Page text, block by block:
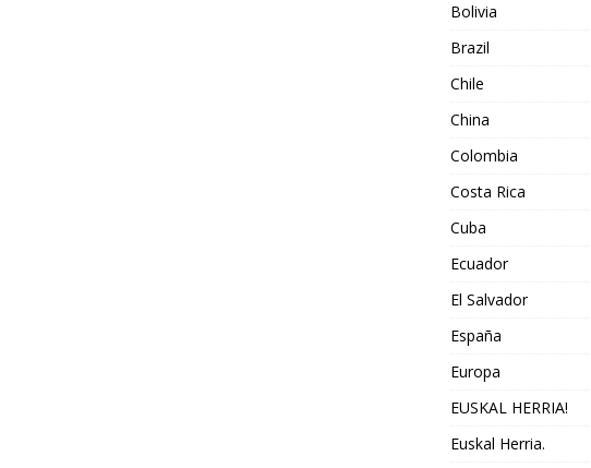
Bolivia
Brazil
Chile
China
Colombia
Costa Rica
Cuba
Ecuador
El Salvador
España
Europa
EUSKAL HERRIA!
Euskal Herria.